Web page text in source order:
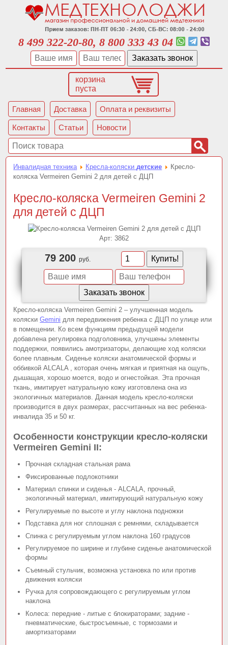
8 499 322-20-80, 8 800 333 43 04
корзина
пуста
Главная Доставка Оплата и реквизиты
Контакты Статьи Новости
Инвалидная техника Кресла-коляскидетские
Кресло-
коляска Vermeiren Gemini 2 для детей с ДЦП
Кресло-коляска Vermeiren Gemini 2
для детей с ДЦП
Арт: 3862
79 200 руб.
Кресло-коляска Vermeiren Gemini 2 – улучшенная модель
коляскиGemini для передвижения ребенка с ДЦП по улице или
в помещении. Ко всем функциям предыдущей модели
добавлена регулировка подголовника, улучшены элементы
поддержки, появились амотризаторы, делающие ход коляски
более плавным. Сиденье коляски анатомической формы и
оббивкой ALCALA , которая очень мягкая и приятная на ощупь,
дышащая, хорошо моется, водо и огнестойкая. Эта прочная
ткань, имитирует натуральную кожу изготовлена она из
экологичных материалов. Данная модель кресло-коляски
производится в двух размерах, рассчитанных на вес ребенка-
инвалида 35 и 50 кг.
Особенности конструкции кресло-коляски
Vermeiren Gemini II:
Прочная складная стальная рама
Фиксированные подлокотники
Материал спинки и сиденья - ALCALA, прочный,
экологичный материал, имитирующий натуральную кожу
Регулируемые по высоте и углу наклона подножки
Подставка для ног сплошная с ремнями, складывается
Спинка с регулируемым углом наклона 160 градусов
Регулируемое по ширине и глубине сиденье анатомической
формы
Съемный стульчик, возможна установка по или против
движения коляски
Ручка для сопровождающего с регулируемым углом
наклона
Колеса: передние - литые с блокираторами; задние -
пневматические, быстросъемные, с тормозами и
амортизаторами